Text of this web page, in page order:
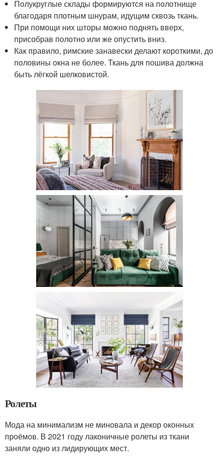
Полукруглые склады формируются на полотнище
благодаря плотным шнурам, идущим сквозь ткань.
При помощи них шторы можно поднять вверх,
присобрав полотно или же опустить вниз.
Как правило, римские занавески делают короткими, до
половины окна не более. Ткань для пошива должна
быть лёгкой шелковистой.
Ролеты
Мода на минимализм не миновала и декор оконных
проёмов. В 2021 году лаконичные ролеты из ткани
заняли одно из лидирующих мест.